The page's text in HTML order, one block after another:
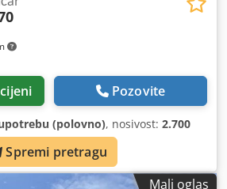
Pozovite
(polovno), nosivost: 2.700
6.300 mm,
Mali oglas
Spremi pretragu